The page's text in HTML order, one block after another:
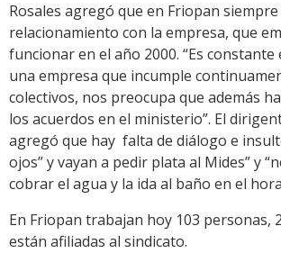
Rosales agregó que en Friopan
relacionamiento con la empresa, que
funcionar en el año 2000. “Es constante
una empresa que incumple
colectivos, nos preocupa que además
los acuerdos en el ministerio”. El
agregó que hay falta de diálogo e
ojos” y vayan a pedir plata al Mides” y
cobrar el agua y la ida al baño en el
En Friopan trabajan hoy 103 personas,
están afiliadas al sindicato.